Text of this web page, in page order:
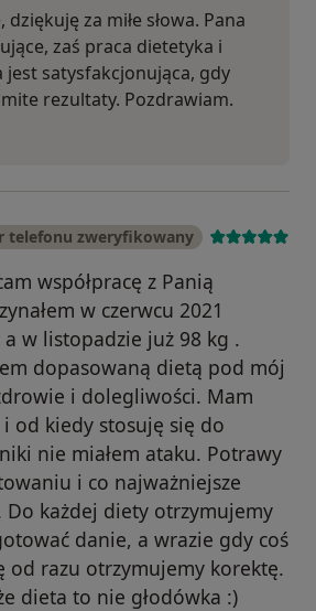
dziękuję za miłe słowa. Pana
zaś praca dietetyka i
jest satysfakcjonująca, gdy
rezultaty. Pozdrawiam.
telefonu zweryfikowany
współpracę z Panią
w czerwcu 2021
a w listopadzie już 98 kg .
dopasowaną dietą pod mój
i dolegliwości. Mam
od kiedy stosuję się do
nie miałem ataku. Potrawy
i co najważniejsze
Do każdej diety otrzymujemy
danie, a wrazie gdy coś
od razu otrzymujemy korektę.
dieta to nie głodówka :)